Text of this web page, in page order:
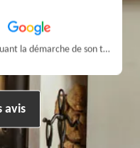
personne sympathique efficace expliquant la démarche de son travail pour un résultat de qualité . A recommander
avis